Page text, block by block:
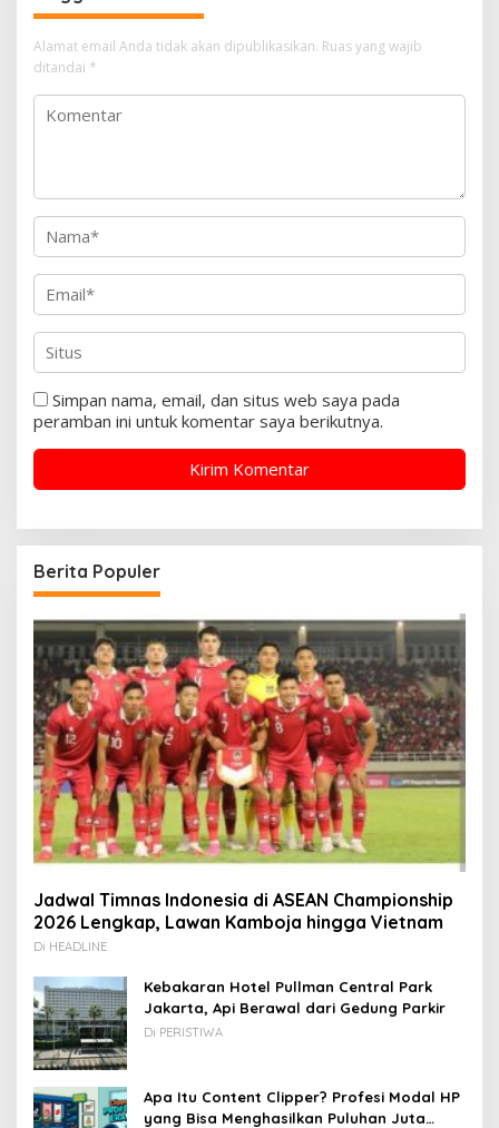
Alamat email Anda tidak akan dipublikasikan. Ruas yang wajib
ditandai *
Simpan nama, email, dan situs web saya pada
peramban ini untuk komentar saya berikutnya.
Berita Populer
Jadwal Timnas Indonesia di ASEAN Championship
2026 Lengkap, Lawan Kamboja hingga Vietnam
Di HEADLINE
Kebakaran Hotel Pullman Central Park
Jakarta, Api Berawal dari Gedung Parkir
Di PERISTIWA
Apa Itu Content Clipper? Profesi Modal HP
yang Bisa Menghasilkan Puluhan Juta